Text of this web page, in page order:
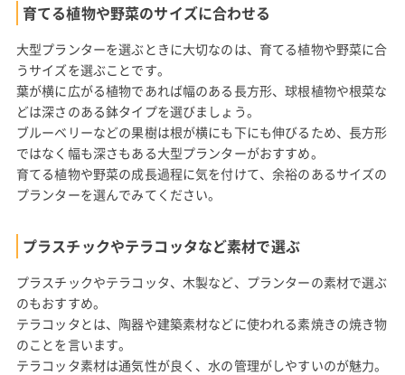
育てる植物や野菜のサイズに合わせる
大型プランターを選ぶときに大切なのは、育てる植物や野菜に合
うサイズを選ぶことです。
葉が横に広がる植物であれば幅のある長方形、球根植物や根菜な
どは深さのある鉢タイプを選びましょう。
ブルーベリーなどの果樹は根が横にも下にも伸びるため、長方形
ではなく幅も深さもある大型プランターがおすすめ。
育てる植物や野菜の成長過程に気を付けて、余裕のあるサイズの
プランターを選んでみてください。
プラスチックやテラコッタなど素材で選ぶ
プラスチックやテラコッタ、木製など、プランターの素材で選ぶ
のもおすすめ。
テラコッタとは、陶器や建築素材などに使われる素焼きの焼き物
のことを言います。
テラコッタ素材は通気性が良く、水の管理がしやすいのが魅力。